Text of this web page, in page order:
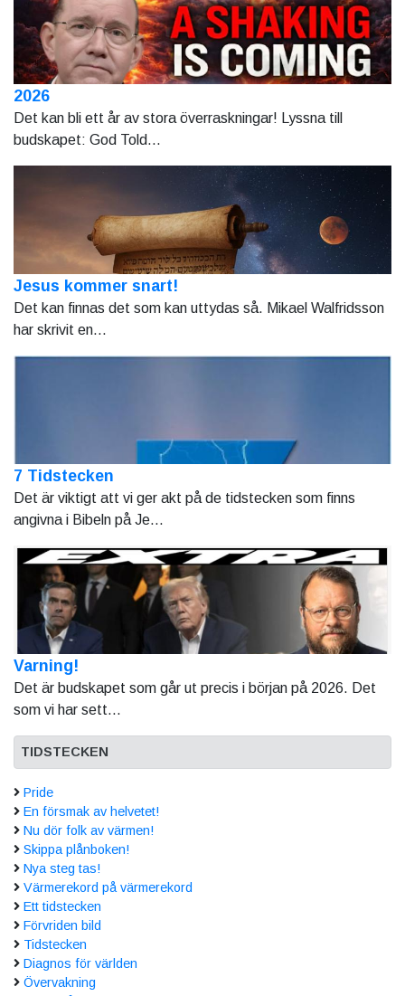
2026
Det kan bli ett år av stora överraskningar! Lyssna till
budskapet: God Told...
Jesus kommer snart!
Det kan finnas det som kan uttydas så. Mikael Walfridsson
har skrivit en...
7 Tidstecken
Det är viktigt att vi ger akt på de tidstecken som finns
angivna i Bibeln på Je...
Varning!
Det är budskapet som går ut precis i början på 2026. Det
som vi har sett...
TIDSTECKEN
Pride
En försmak av helvetet!
Nu dör folk av värmen!
Skippa plånboken!
Nya steg tas!
Värmerekord på värmerekord
Ett tidstecken
Förvriden bild
Tidstecken
Diagnos för världen
Övervakning